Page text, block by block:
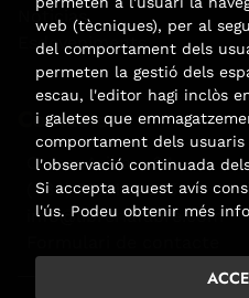
Noticias
Esdeveniments
Contacte
Carrer Aribau, 84
(+34) 932 160 225
info@libreriafabre.com
web (tècniques), per al
del comportament dels
permeten la gestió dels
escau, l'editor hagi inclòs
i galetes que
comportament dels
l'observació continuada
Si accepta aquest avís
l'ús. Podeu obtenir més